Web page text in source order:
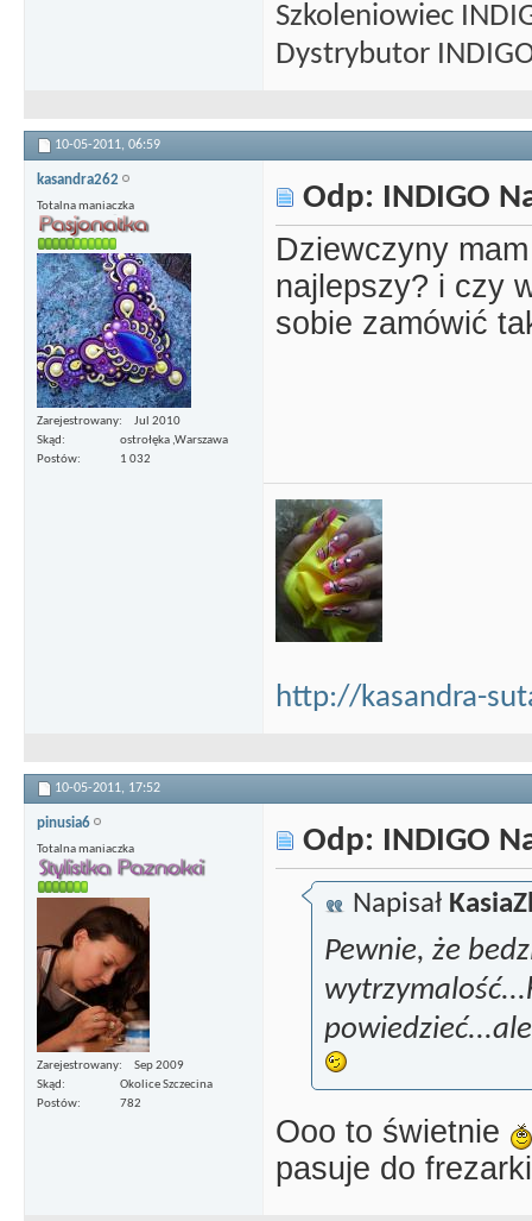
Szkoleniowiec
Dystrybutor
10-05-2011, 06:59
kasandra262
Totalna maniaczka
Zarejestrowany
Jul 2010
Skąd
ostrołęka ,Warszawa
Postów
1 032
Odp: INDIGO
Dziewczyny
najlepszy? i czy
sobie zamówić
http://kasandra-
10-05-2011, 17:52
pinusia6
Totalna maniaczka
Zarejestrowany
Sep 2009
Skąd
Okolice Szczecina
Postów
782
Odp: INDIGO
Napisał
Pewnie, że
Ooo to świetnie
pasuje do